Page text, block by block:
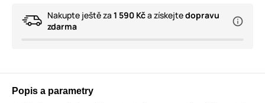
Nakupte ještě za 1 590 Kča získejtedopravu
zdarma
Popis a parametry